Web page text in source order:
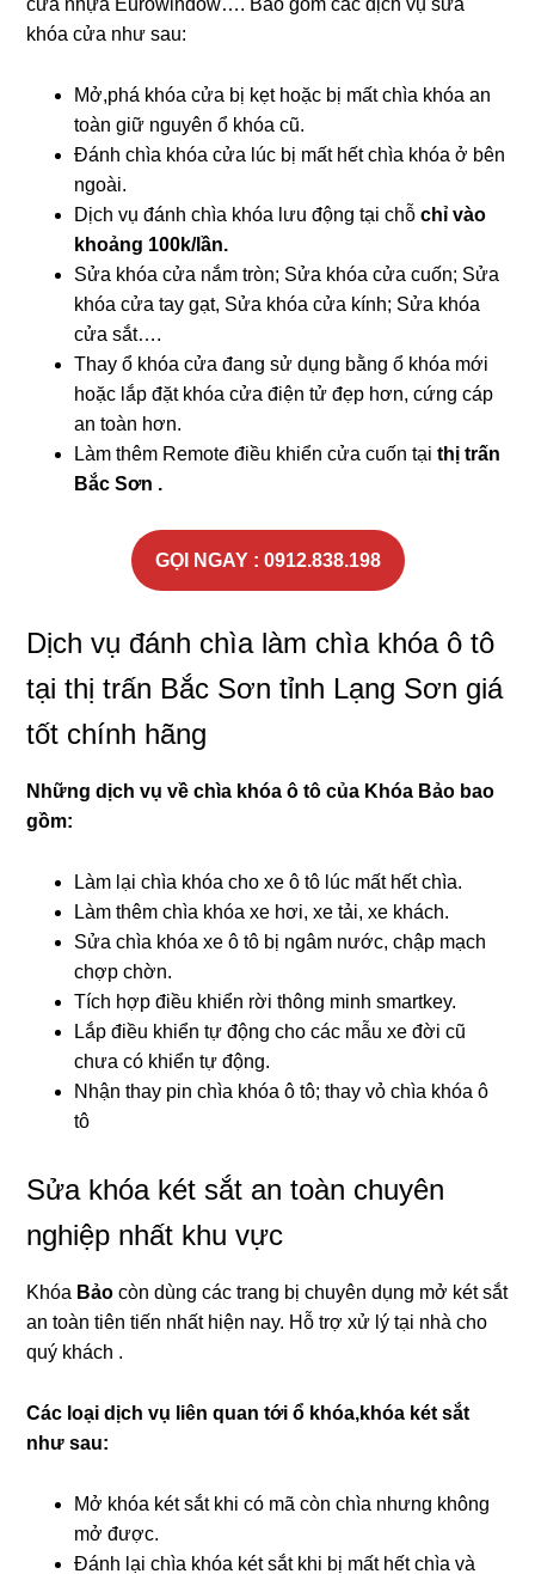
cửa nhựa Eurowindow…. Bao gồm các dịch vụ sửa
khóa cửa như sau:
Mở,phá khóa cửa bị kẹt hoặc bị mất chìa khóa an
toàn giữ nguyên ổ khóa cũ.
Đánh chìa khóa cửa lúc bị mất hết chìa khóa ở bên
ngoài.
Dịch vụ đánh chìa khóa lưu động tại chỗchỉ vào
khoảng 100k/lần.
Sửa khóa cửa nắm tròn; Sửa khóa cửa cuốn; Sửa
khóa cửa tay gạt, Sửa khóa cửa kính; Sửa khóa
cửa sắt….
Thay ổ khóa cửa đang sử dụng bằng ổ khóa mới
hoặc lắp đặt khóa cửa điện tử đẹp hơn, cứng cáp
an toàn hơn.
Làm thêm Remote điều khiển cửa cuốn tạithị trấn
Bắc Sơn .
GỌI NGAY : 0912.838.198
Dịch vụ đánh chìa làm chìa khóa ô tô
tại thị trấn Bắc Sơn tỉnh Lạng Sơn giá
tốt chính hãng
Những dịch vụ về chìa khóa ô tô của Khóa Bảo bao
gồm:
Làm lại chìa khóa cho xe ô tô lúc mất hết chìa.
Làm thêm chìa khóa xe hơi, xe tải, xe khách.
Sửa chìa khóa xe ô tô bị ngâm nước, chập mạch
chợp chờn.
Tích hợp điều khiển rời thông minh smartkey.
Lắp điều khiển tự động cho các mẫu xe đời cũ
chưa có khiển tự động.
Nhận thay pin chìa khóa ô tô; thay vỏ chìa khóa ô
tô
Sửa khóa két sắt an toàn chuyên
nghiệp nhất khu vực
Khóa Bảo còn dùng các trang bị chuyên dụng mở két sắt
an toàn tiên tiến nhất hiện nay. Hỗ trợ xử lý tại nhà cho
quý khách .
Các loại dịch vụ liên quan tới ổ khóa,khóa két sắt
như sau:
Mở khóa két sắt khi có mã còn chìa nhưng không
mở được.
Đánh lại chìa khóa két sắt khi bị mất hết chìa và